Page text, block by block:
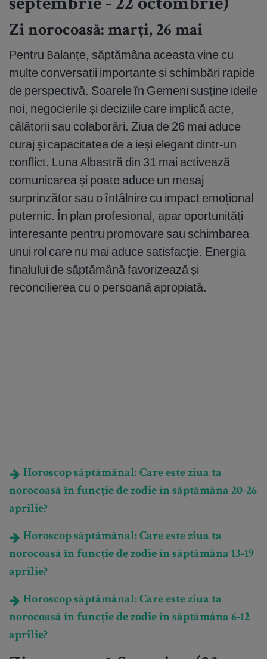
septembrie - 22 octombrie)
Zi norocoasă: marți, 26 mai
Pentru Balanțe, săptămâna aceasta vine cu
multe conversații importante și schimbări rapide
de perspectivă. Soarele în Gemeni susține ideile
noi, negocierile și deciziile care implică acte,
călătorii sau colaborări. Ziua de 26 mai aduce
curaj și capacitatea de a ieși elegant dintr-un
conflict. Luna Albastră din 31 mai activează
comunicarea și poate aduce un mesaj
surprinzător sau o întâlnire cu impact emoțional
puternic. În plan profesional, apar oportunități
interesante pentru promovare sau schimbarea
unui rol care nu mai aduce satisfacție. Energia
finalului de săptămână favorizează și
reconcilierea cu o persoană apropiată.
Horoscop săptămânal: Care este ziua ta
norocoasă în funcție de zodie în săptămâna 20-26
aprilie?
Horoscop săptămânal: Care este ziua ta
norocoasă în funcție de zodie în săptămâna 13-19
aprilie?
Horoscop săptămânal: Care este ziua ta
norocoasă în funcție de zodie în săptămâna 6-12
aprilie?